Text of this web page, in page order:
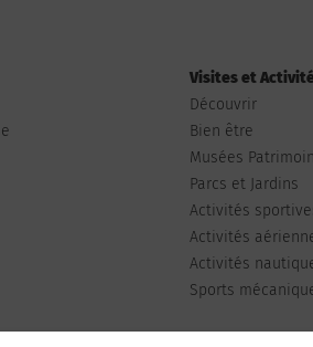
Visites et
Découvrir
Bien être
Musées
Parcs et Jardins
Activités
Activités
Activités
Sports